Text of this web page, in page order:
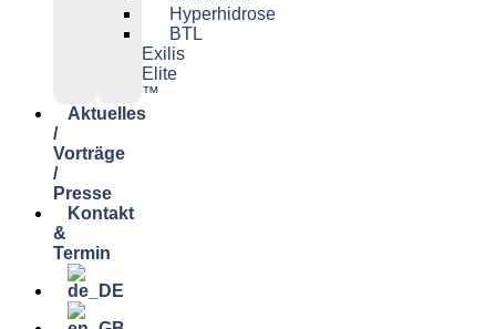
Hyperhidrose
BTL
Exilis
Elite
™
Aktuelles
/
Vorträge
/
Presse
Kontakt
&
Termin